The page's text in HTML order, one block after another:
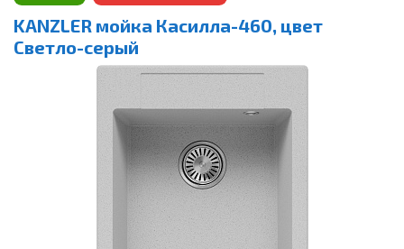
KANZLER мойка Касилла-460, цвет
Светло-серый